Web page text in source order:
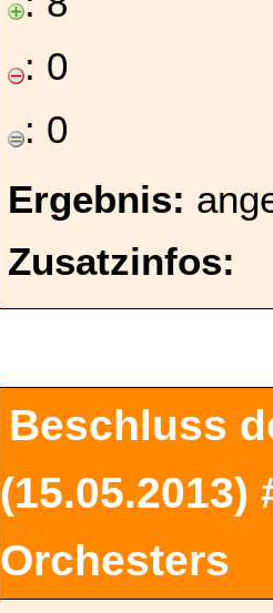
: 0
: 0
Ergebnis:
Zusatzinfos:
Beschluss
Orchesters